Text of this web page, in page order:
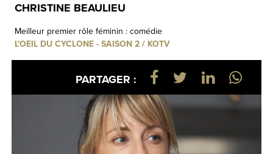
CHRISTINE BEAULIEU
Meilleur premier rôle féminin : comédie
L'OEIL DU CYCLONE - SAISON 2 / KOTV
PARTAGER :